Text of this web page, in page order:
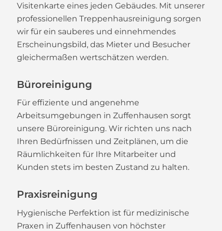
Visitenkarte eines jeden Gebäudes. Mit unserer
professionellen Treppenhausreinigung sorgen
wir für ein sauberes und einnehmendes
Erscheinungsbild, das Mieter und Besucher
gleichermaßen wertschätzen werden.
Büroreinigung
Für effiziente und angenehme
Arbeitsumgebungen in Zuffenhausen sorgt
unsere Büroreinigung. Wir richten uns nach
Ihren Bedürfnissen und Zeitplänen, um die
Räumlichkeiten für Ihre Mitarbeiter und
Kunden stets im besten Zustand zu halten.
Praxisreinigung
Hygienische Perfektion ist für medizinische
Praxen in Zuffenhausen von höchster